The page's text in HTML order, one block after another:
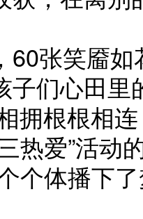
张笑靥如
子们心田里
拥根根相
爱”活动
个体播下